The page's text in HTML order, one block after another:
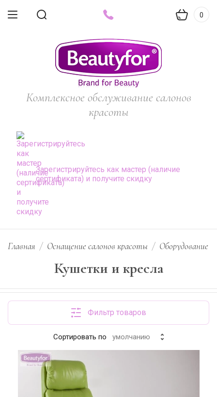
0
Комплексное обслуживание салонов
красоты
Зарегистрируйтесь как мастер (наличие
сертификата) и получите скидку
Главная / Оснащение салонов красоты / Оборудование
Кушетки и кресла
Фильтр товаров
Сортировать по умолчанию